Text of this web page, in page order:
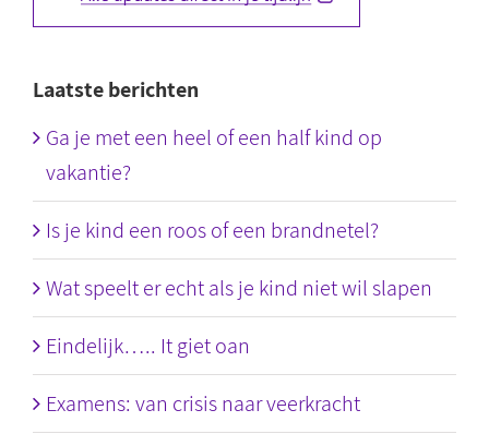
Laatste berichten
Ga je met een heel of een half kind op
vakantie?
Is je kind een roos of een brandnetel?
Wat speelt er echt als je kind niet wil slapen
Eindelijk….. It giet oan
Examens: van crisis naar veerkracht